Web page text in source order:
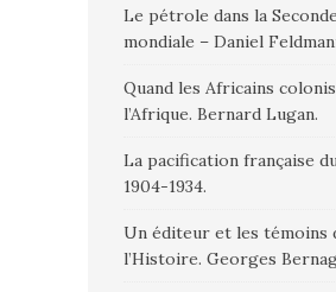
Le pétrole dans la
mondiale – Daniel
Quand les Africains
l’Afrique. Bernard Lugan.
La pacification française
1904-1934.
Un éditeur et les témoins
l’Histoire. Georges